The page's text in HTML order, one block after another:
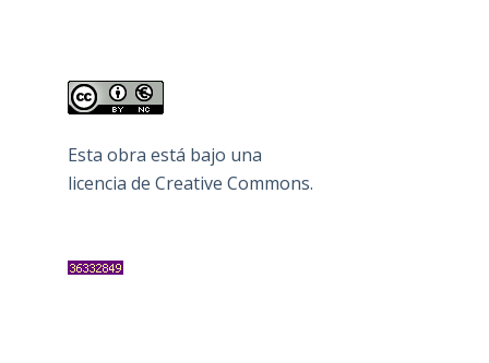
Esta obra está bajo una
licencia de Creative Commons.